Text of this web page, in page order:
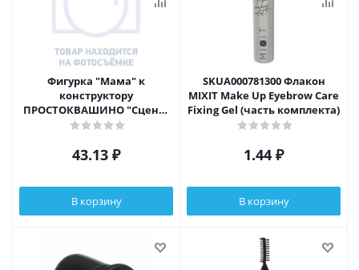
Фигурка "Мама" к
конструктору
ПРОСТОКВАШИНО "Сцена"
арт.50503, 6+
43.13 ₽
В корзину
SKUA000781300 Флакон
MIXIT Make Up Eyebrow Care
Fixing Gel (часть комплекта)
1.44 ₽
В корзину